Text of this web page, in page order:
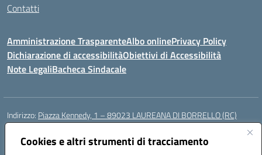
Cookies e altri strumenti di tracciamento
Contatti
Amministrazione TrasparenteAlbo onlinePrivacy Policy
Dichiarazione di accessibilitàObiettivi di Accessibilità
Note LegaliBacheca Sindacale
Indirizzo: Piazza Kennedy, 1 – 89023 LAUREANA DI BORRELLO (RC)
Centralino:
Posta elettronica certificata (PEC):rcic84800t@pec.istruzione.it